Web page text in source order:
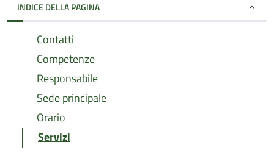
INDICE DELLA PAGINA
Contatti
Competenze
Responsabile
Sede principale
Orario
Servizi